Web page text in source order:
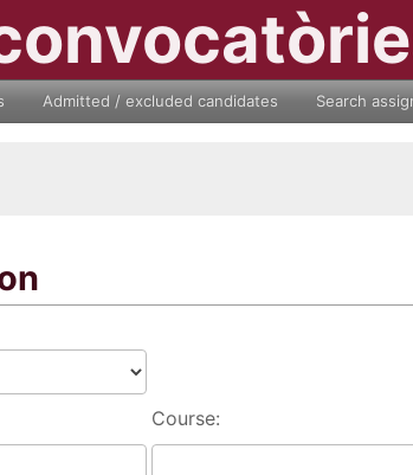
Admitted / excluded candidates Search
Course: